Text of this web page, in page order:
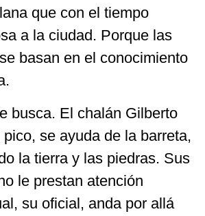
que con el tiempo
a la ciudad. Porque las
basan en el conocimiento
busca. El chalán Gilberto
se ayuda de la barreta,
la tierra y las piedras. Sus
le prestan atención
su oficial, anda por allá